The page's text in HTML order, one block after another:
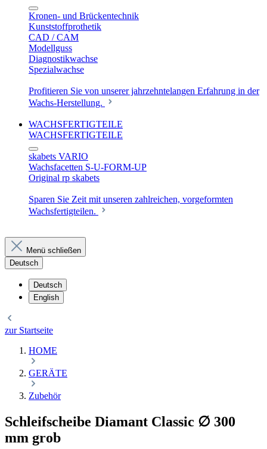
Kronen- und Brückentechnik
Kunststoffprothetik
CAD / CAM
Modellguss
Diagnostikwachse
Spezialwachse
Profitieren Sie von unserer jahrzehntelangen Erfahrung in der
Wachs-Herstellung.
WACHSFERTIGTEILE
WACHSFERTIGTEILE
skabets VARIO
Wachsfacetten S-U-FORM-UP
Original rp skabets
Sparen Sie Zeit mit unseren zahlreichen, vorgeformten
Wachsfertigteilen.
Menü schließen
Deutsch
Deutsch
English
zur Startseite
HOME
GERÄTE
Zubehör
Schleifscheibe Diamant Classic ∅ 300
mm grob